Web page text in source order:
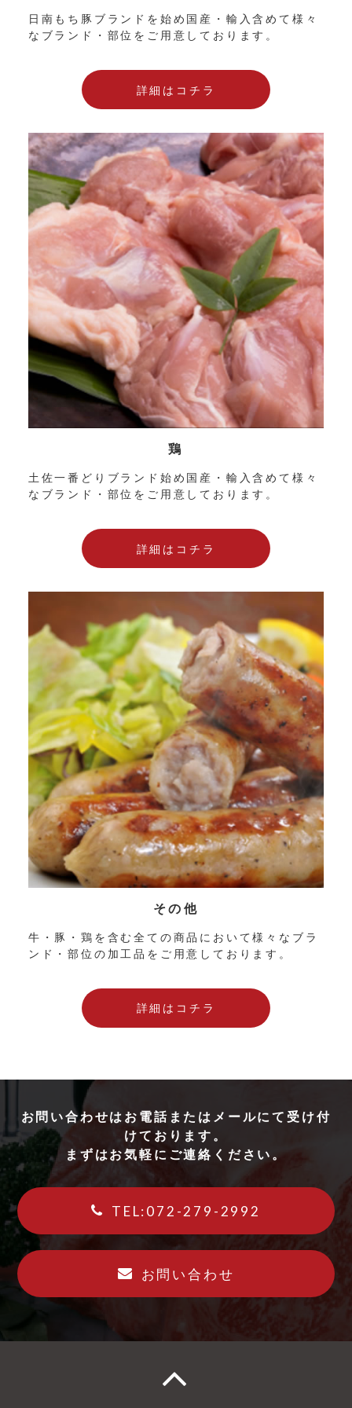
日南もち豚ブランドを始め国産・輸入含めて様々
なブランド・部位をご用意しております。
詳細はコチラ
鶏
土佐一番どりブランド始め国産・輸入含めて様々
なブランド・部位をご用意しております。
詳細はコチラ
その他
牛・豚・鶏を含む全ての商品において様々なブラ
ンド・部位の加工品をご用意しております。
詳細はコチラ
お問い合わせはお電話またはメールにて受け付
けております。
まずはお気軽にご連絡ください。
TEL:072-279-2992
お問い合わせ